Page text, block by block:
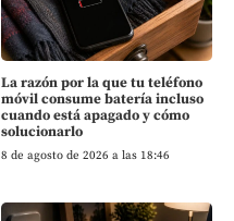
La razón por la que tu teléfono
móvil consume batería incluso
cuando está apagado y cómo
solucionarlo
8 de agosto de 2026 a las 18:46